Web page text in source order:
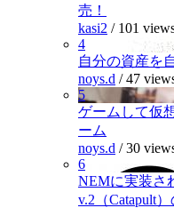
売！
kasi2 / 101
4
自分の資産を
noys.d /47
5
ゲームして仮
ーム
noys.d /30
6
NEMに実装さ
v.2（Catapult